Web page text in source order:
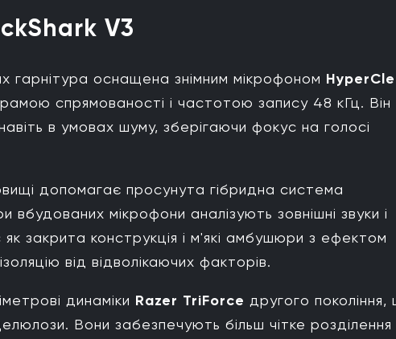
V3
гарнітура оснащена знімним мікрофоном
спрямованості і частотою запису 48 кГц. Він
в умовах шуму, зберігаючи фокус на голосі
допомагає просунута гібридна система
мікрофони аналізують зовнішні звуки і
закрита конструкція і м'які амбушюри з ефектом
від відволікаючих факторів.
динаміки Razer TriForce другого
Вони забезпечують більш чітке розділення